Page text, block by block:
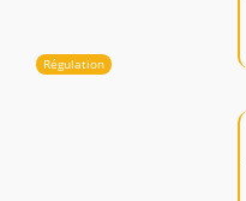
Régulation